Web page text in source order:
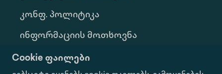
Cookie ფაილები
Კონფ. Პოლიტიკა
Ინფორმაციის Მოთხოვნა
Გალერეა